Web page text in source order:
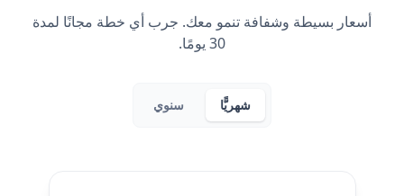
أسعار بسيطة وشفافة تنمو معك. جرب أي خطة مجانًا لمدة
30 يومًا.
شهريًّا سنوي